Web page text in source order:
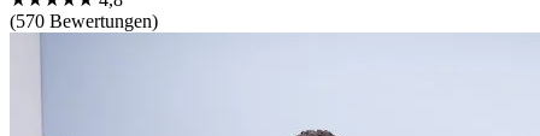
(570 Bewertungen)